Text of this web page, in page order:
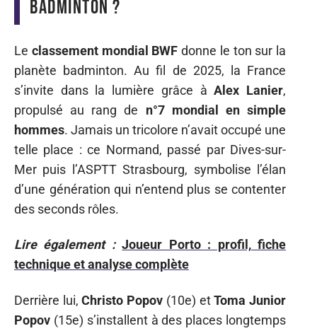
badminton ?
Le classement mondial BWF donne le ton sur la
planète badminton. Au fil de 2025, la France
s’invite dans la lumière grâce àAlex Lanier,
propulsé au rang de n°7 mondial en simple
hommes. Jamais un tricolore n’avait occupé une
telle place : ce Normand, passé par Dives-sur-
Mer puis l’ASPTT Strasbourg, symbolise l’élan
d’une génération qui n’entend plus se contenter
des seconds rôles.
Lire également : Joueur Porto : profil, fiche
technique et analyse complète
Derrière lui,Christo Popov (10e) etToma Junior
Popov (15e) s’installent à des places longtemps